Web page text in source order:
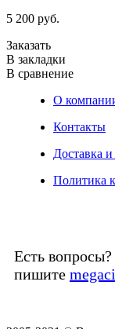
5 200 руб.
Заказать
В закладки
В сравнение
О
Контакты
Доставка и
Политика
Есть
пишите